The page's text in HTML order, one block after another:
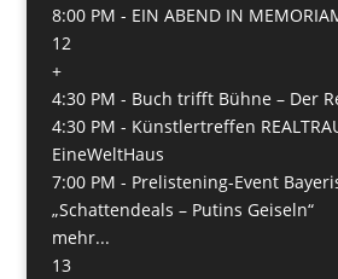
8:00 PM - EIN ABEND IN
12
+
4:30 PM - Buch trifft Bühne – Der
4:30 PM - Künstlertreffen
EineWeltHaus
7:00 PM - Prelistening-Event
„Schattendeals – Putins Geiseln“
mehr...
13